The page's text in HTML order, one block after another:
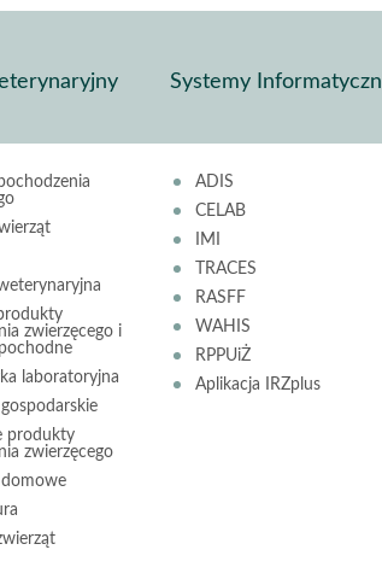
zwierzęcego i
laboratoryjna
produkty
zwierzęcego
Systemy
ADIS
CELAB
IMI
TRACES
RASFF
WAHIS
RPPUiŻ
Aplikacja IRZplus